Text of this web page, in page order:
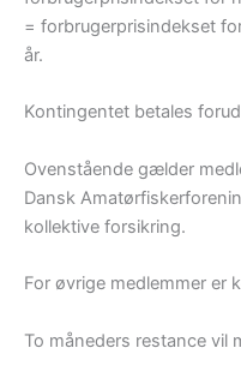
= forbrugerprisindekset
år.
Kontingentet betales
Ovenstående gælder
Dansk
kollektive forsikring.
For øvrige medlemmer er
To måneders restance vil